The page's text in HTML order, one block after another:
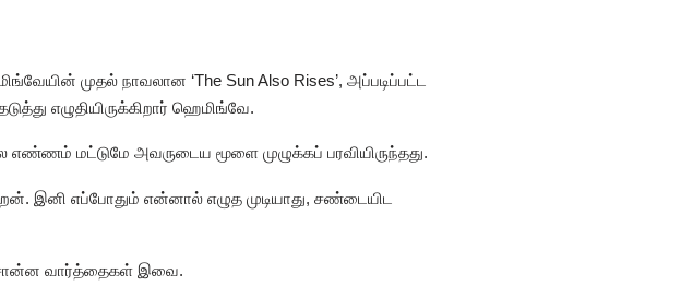
முதல் நாவலான ‘The Sun Also Rises’, அப்படிப்பட்ட
எழுதியிருக்கிறார் ஹெமிங்வே.
மட்டுமே அவருடைய மூளை முழுக்கப் பரவியிருந்தது.
இனி எப்போதும் என்னால் எழுத முடியாது, சண்டையிட
வார்த்தைகள் இவை.